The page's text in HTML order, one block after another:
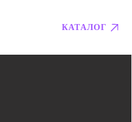
КАТАЛОГ